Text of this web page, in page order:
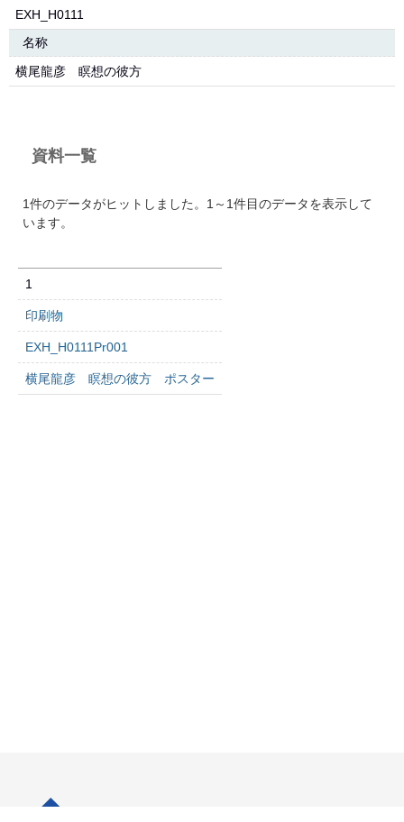
EXH_H0111
名称
横尾龍彦 瞑想の彼方
資料一覧
1件のデータがヒットしました。1～1件目のデータを表示して
います。
1
印刷物
EXH_H0111Pr001
横尾龍彦 瞑想の彼方 ポスター